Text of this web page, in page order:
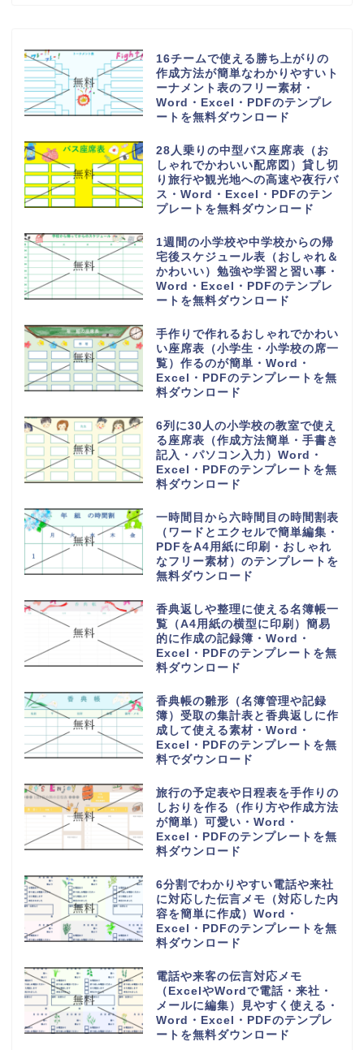
16チームで使える勝ち上がりの
作成方法が簡単なわかりやすいト
ーナメント表のフリー素材・
Word・Excel・PDFのテンプレ
ートを無料ダウンロード
28人乗りの中型バス座席表（お
しゃれでかわいい配席図）貸し切
り旅行や観光地への高速や夜行バ
ス・Word・Excel・PDFのテン
プレートを無料ダウンロード
1週間の小学校や中学校からの帰
宅後スケジュール表（おしゃれ＆
かわいい）勉強や学習と習い事・
Word・Excel・PDFのテンプレ
ートを無料ダウンロード
手作りで作れるおしゃれでかわい
い座席表（小学生・小学校の席一
覧）作るのが簡単・Word・
Excel・PDFのテンプレートを無
料ダウンロード
6列に30人の小学校の教室で使え
る座席表（作成方法簡単・手書き
記入・パソコン入力）Word・
Excel・PDFのテンプレートを無
料ダウンロード
一時間目から六時間目の時間割表
（ワードとエクセルで簡単編集・
PDFをA4用紙に印刷・おしゃれ
なフリー素材）のテンプレートを
無料ダウンロード
香典返しや整理に使える名簿帳一
覧（A4用紙の横型に印刷）簡易
的に作成の記録簿・Word・
Excel・PDFのテンプレートを無
料ダウンロード
香典帳の雛形（名簿管理や記録
簿）受取の集計表と香典返しに作
成して使える素材・Word・
Excel・PDFのテンプレートを無
料でダウンロード
旅行の予定表や日程表を手作りの
しおりを作る（作り方や作成方法
が簡単）可愛い・Word・
Excel・PDFのテンプレートを無
料ダウンロード
6分割でわかりやすい電話や来社
に対応した伝言メモ（対応した内
容を簡単に作成）Word・
Excel・PDFのテンプレートを無
料ダウンロード
電話や来客の伝言対応メモ
（ExcelやWordで電話・来社・
メールに編集）見やすく使える・
Word・Excel・PDFのテンプレ
ートを無料ダウンロード